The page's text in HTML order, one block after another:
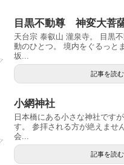
目黒不動尊 神変大菩
天台宗 泰叡山 瀧泉寺。 目黒
動のひとつ。 境内をぐるっと
坂...
記事を読む
小網神社
日本橋にある小さな神社です
す。 参拝される方が絶えませ
会...
記事を読む